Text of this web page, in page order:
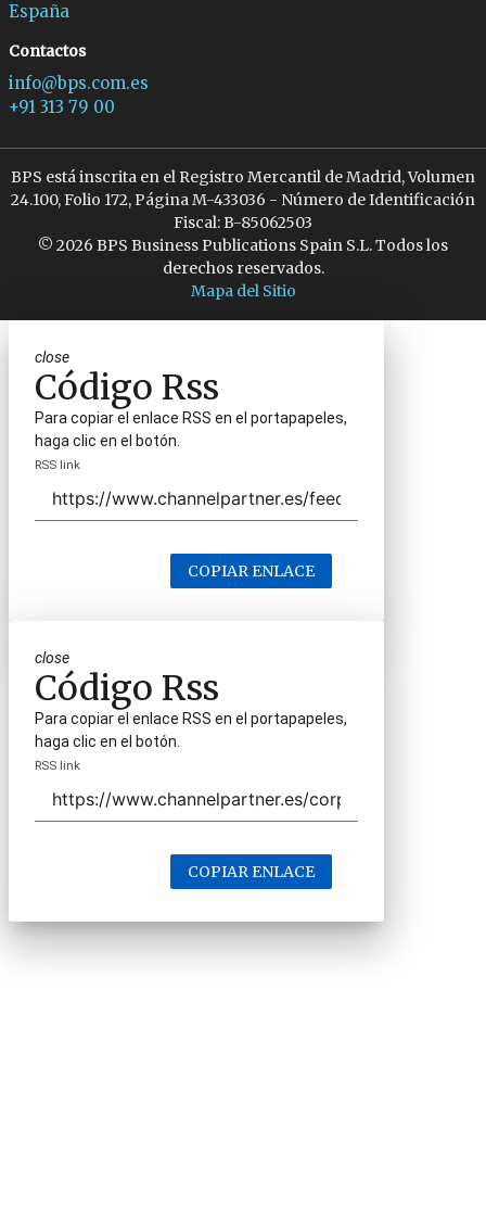
España
Contactos
info@bps.com.es
+91 313 79 00
BPS está inscrita en el Registro Mercantil de Madrid, Volumen
24.100, Folio 172, Página M-433036 - Número de Identificación
Fiscal: B-85062503
© 2026 BPS Business Publications Spain S.L. Todos los
derechos reservados.
Mapa del Sitio
close
Código Rss
Para copiar el enlace RSS en el portapapeles,
haga clic en el botón.
RSS link
COPIAR ENLACE
close
Código Rss
Para copiar el enlace RSS en el portapapeles,
haga clic en el botón.
RSS link
COPIAR ENLACE